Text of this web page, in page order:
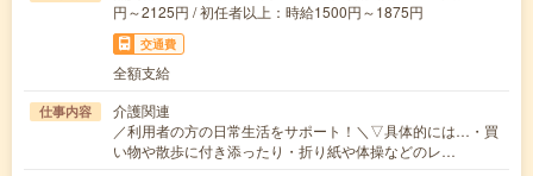
円～2125円 / 初任者以上：時給1500円～1875円
交通費
全額支給
仕事内容
介護関連
／利用者の方の日常生活をサポート！＼▽具体的には…・買
い物や散歩に付き添ったり・折り紙や体操などのレ…